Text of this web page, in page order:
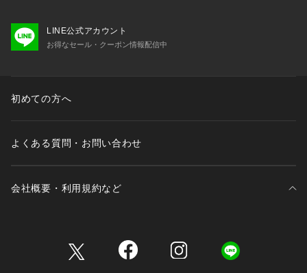
LINE公式アカウント
お得なセール・クーポン情報配信中
初めての方へ
よくある質問・お問い合わせ
会社概要・利用規約など